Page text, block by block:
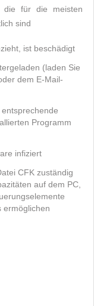
die für die meisten
sind
ist beschädigt
(laden Sie
dem E-Mail-
Programm
infiziert
CFK zuständig
auf dem PC,
ermöglichen